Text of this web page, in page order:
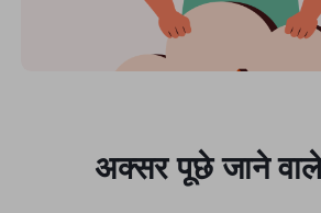
अक्सर पूछे जाने वाले